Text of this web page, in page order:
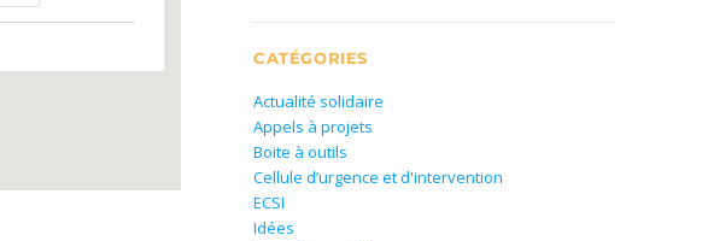
CATÉGORIES
Actualité solidaire
Appels à projets
Boite à outils
Cellule d’urgence et d'intervention
ECSI
Idées